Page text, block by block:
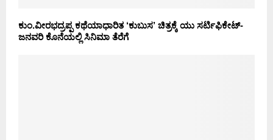
ಕುಂ.ವೀರಭದ್ರಪ್ಪ ಕಥೆಯಾಧಾರಿತ ‘ಕುಬುಸ’ ಚಿತ್ರಕ್ಕೆ ಯು ಸರ್ಟಿಫಿಕೇಟ್-
ಜನವರಿ ಕೊನೆಯಲ್ಲಿ ಸಿನಿಮಾ ತೆರೆಗೆ